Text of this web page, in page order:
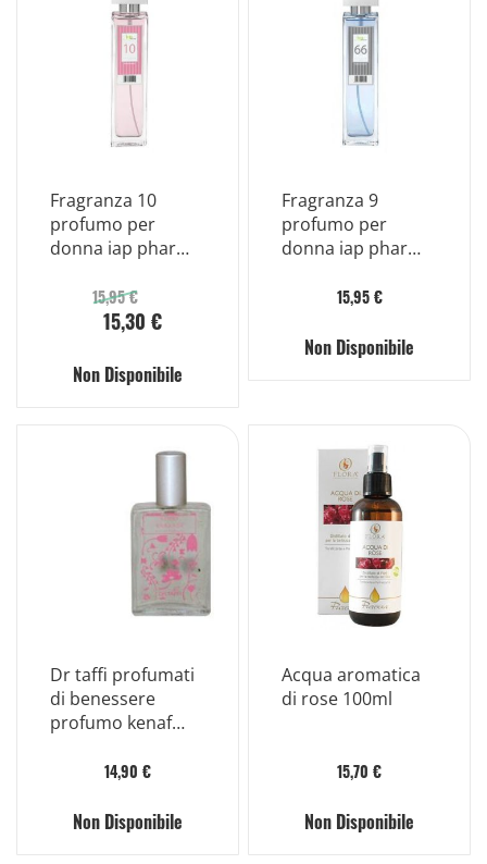
Fragranza 10
profumo per
donna iap pharma
15,95 €
15,30 €
Non Disponibile
Fragranza 9
profumo per
donna iap pharma
15,95 €
Non Disponibile
Dr taffi profumati
di benessere
profumo kenaf
14,90 €
Non Disponibile
Acqua aromatica
di rose 100ml
15,70 €
Non Disponibile